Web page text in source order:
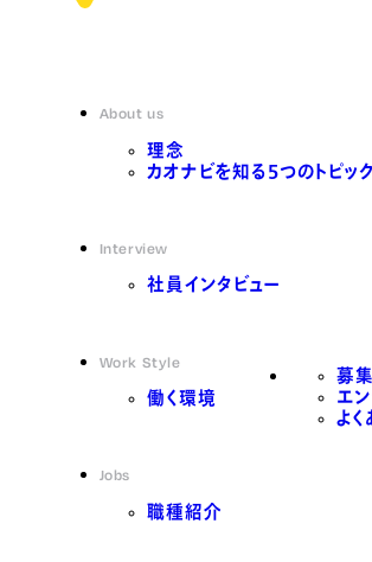
About us
理念
カオナビを知る5つのトピッ
Interview
社員インタビュー
Work Style
働く環境
Jobs
職種紹介
募
エ
よく